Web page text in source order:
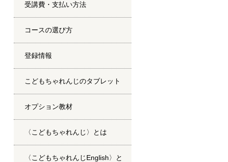
受講費・支払い方法
コースの選び方
登録情報
こどもちゃれんじのタブレット
オプション教材
〈こどもちゃれんじ〉とは
〈こどもちゃれんじEnglish〉と